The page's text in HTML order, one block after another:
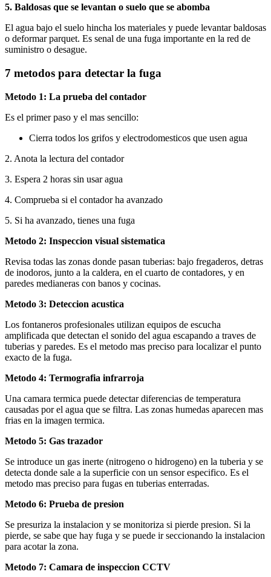
5. Baldosas que se levantan o suelo que se abomba
El agua bajo el suelo hincha los materiales y puede levantar baldosas
o deformar parquet. Es senal de una fuga importante en la red de
suministro o desague.
7 metodos para detectar la fuga
Metodo 1: La prueba del contador
Es el primer paso y el mas sencillo:
Cierra todos los grifos y electrodomesticos que usen agua
2. Anota la lectura del contador
3. Espera 2 horas sin usar agua
4. Comprueba si el contador ha avanzado
5. Si ha avanzado, tienes una fuga
Metodo 2: Inspeccion visual sistematica
Revisa todas las zonas donde pasan tuberias: bajo fregaderos, detras
de inodoros, junto a la caldera, en el cuarto de contadores, y en
paredes medianeras con banos y cocinas.
Metodo 3: Deteccion acustica
Los fontaneros profesionales utilizan equipos de escucha
amplificada que detectan el sonido del agua escapando a traves de
tuberias y paredes. Es el metodo mas preciso para localizar el punto
exacto de la fuga.
Metodo 4: Termografia infrarroja
Una camara termica puede detectar diferencias de temperatura
causadas por el agua que se filtra. Las zonas humedas aparecen mas
frias en la imagen termica.
Metodo 5: Gas trazador
Se introduce un gas inerte (nitrogeno o hidrogeno) en la tuberia y se
detecta donde sale a la superficie con un sensor especifico. Es el
metodo mas preciso para fugas en tuberias enterradas.
Metodo 6: Prueba de presion
Se presuriza la instalacion y se monitoriza si pierde presion. Si la
pierde, se sabe que hay fuga y se puede ir seccionando la instalacion
para acotar la zona.
Metodo 7: Camara de inspeccion CCTV